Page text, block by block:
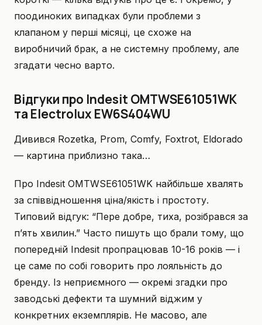
поодиноких випадках були проблеми з
клапаном у перші місяці, це схоже на
виробничий брак, а не системну проблему, але
згадати чесно варто.
Відгуки про Indesit OMTWSE61051WK
та Electrolux EW6S404WU
Дивився Rozetka, Prom, Comfy, Foxtrot, Eldorado
— картина приблизно така…
Про Indesit OMTWSE61051WK найбільше хвалять
за співвідношення ціна/якість і простоту.
Типовий відгук: “Пере добре, тиха, розібрався за
п’ять хвилин.” Часто пишуть що брали тому, що
попередній Indesit пропрацював 10-16 років — і
це саме по собі говорить про лояльність до
бренду. Із неприємного — окремі згадки про
заводські дефекти та шумний віджим у
конкретних екземплярів. Не масово, але